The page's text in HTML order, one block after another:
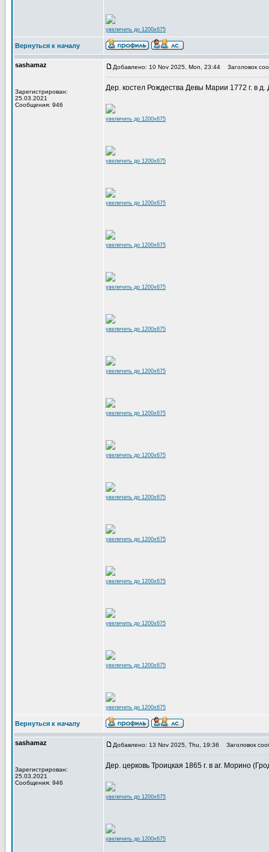
увеличить до 1200x675
Вернуться к началу
sashamaz
Зарегистрирован:
25.03.2021
Сообщения: 946
Добавлено: 10 Nov 2025, Mon, 23:44 Заголовок
Дер. костел Рождества Девы Марии 1772 г. в д.
увеличить до 1200x675
увеличить до 1200x675
увеличить до 1200x675
увеличить до 1200x675
увеличить до 1200x675
увеличить до 1200x675
увеличить до 1200x675
увеличить до 1200x675
увеличить до 1200x675
увеличить до 1200x675
увеличить до 1200x675
увеличить до 1200x675
увеличить до 1200x675
увеличить до 1200x675
увеличить до 1200x675
Вернуться к началу
sashamaz
Зарегистрирован:
25.03.2021
Сообщения: 946
Добавлено: 13 Nov 2025, Thu, 19:36 Заголовок
Дер. церковь Троицкая 1865 г. в аг. Морино
увеличить до 1200x675
увеличить до 1200x675